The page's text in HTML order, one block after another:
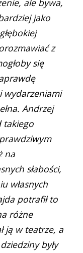
ale bywa,
jako
z
się
wydarzeniami
Andrzej
takiego
na
słabości,
własnych
potrafił to
różne
ją w teatrze, a
były